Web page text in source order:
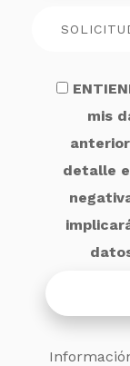
mis
detalle